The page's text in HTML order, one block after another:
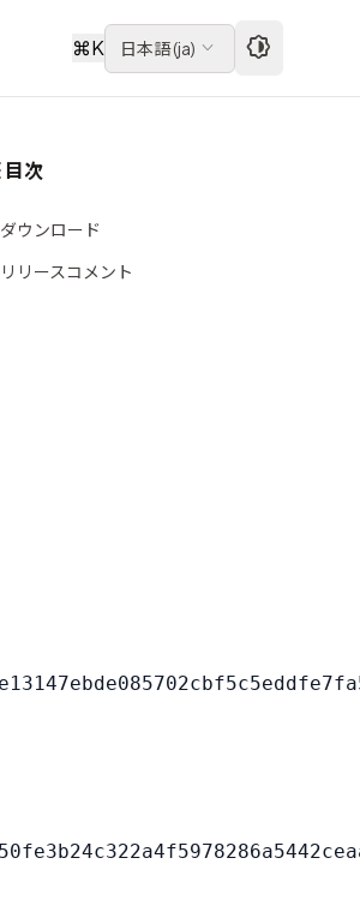
⌘K 日本語(ja)
目次
ダウンロード
リリースコメント